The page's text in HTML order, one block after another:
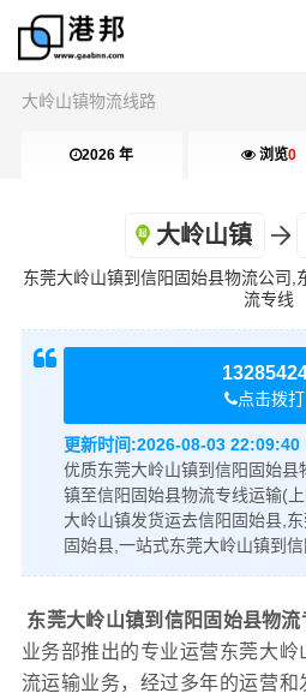
大岭山镇物流线路
2026 年 浏览0
大岭山镇
东莞大岭山镇到信阳固始县物流公司,
流专线
点击拨
更新时间:2026-08-03 22:09:40
优质东莞大岭山镇到信阳固始县
镇至信阳固始县物流专线运输(
大岭山镇发货运去信阳固始县,
固始县,一站式东莞大岭山镇到
东莞大岭山镇到信阳固始县物流
业务部推出的专业运营东莞大
流运输业务，经过多年的运营